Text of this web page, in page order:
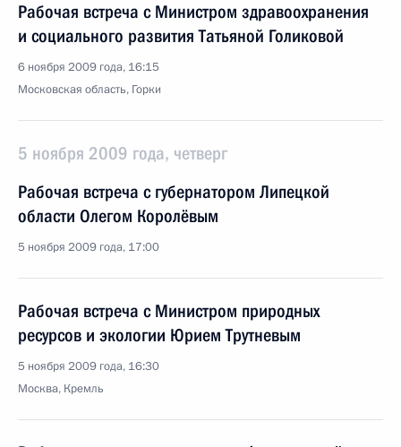
Рабочая встреча с Министром здравоохранения
и социального развития Татьяной Голиковой
6 ноября 2009 года, 16:15
Московская область, Горки
5 ноября 2009 года, четверг
Рабочая встреча с губернатором Липецкой
области Олегом Королёвым
5 ноября 2009 года, 17:00
Рабочая встреча с Министром природных
ресурсов и экологии Юрием Трутневым
5 ноября 2009 года, 16:30
Москва, Кремль